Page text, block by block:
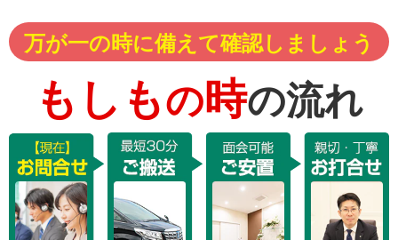
万が一の時に備えて確認しましょう
もしもの時の流れ